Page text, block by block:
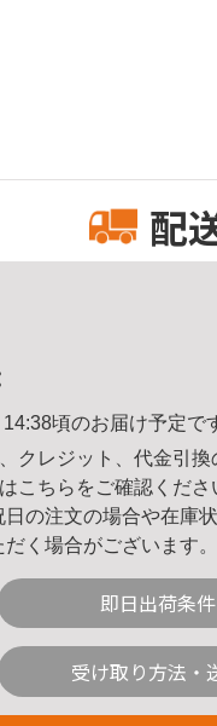
配
頃のお届け予定で
クレジット、代金引
こちら をご確認くださ
の注文の場合や在庫
く場合がございます。
即日出荷条
受け取り方法・